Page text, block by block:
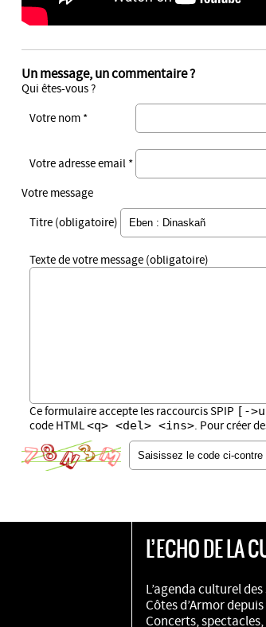
Un message, un commentaire ?
Qui êtes-vous ?
Votre nom *
Votre adresse email *
Votre message
Titre (obligatoire)
Texte de votre message (obligatoire)
Ce formulaire accepte les raccourcis SPIP [-
code HTML<q> <del> <ins>. Pour créer
L’ECHO DE LA
L’agenda culturel
Côtes d’Armor depuis
Concerts, spectacles,